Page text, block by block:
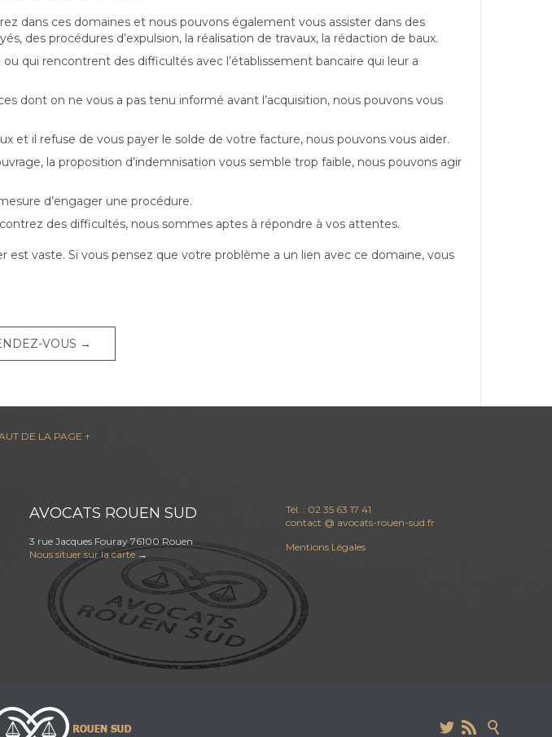
dans ces domaines et nous pouvons également vous assister dans des
des procédures d’expulsion, la réalisation de travaux, la rédaction de baux.
qui rencontrent des difficultés avec l’établissement bancaire qui leur a
dont on ne vous a pas tenu informé avant l’acquisition, nous pouvons vous
et il refuse de vous payer le solde de votre facture, nous pouvons vous aider.
la proposition d’indemnisation vous semble trop faible, nous pouvons agir
d’engager une procédure.
des difficultés, nous sommes aptes à répondre à vos attentes.
vaste. Si vous pensez que votre problème a un lien avec ce domaine, vous
VOUS →
DE LA PAGE ↑
AVOCATS ROUEN SUD
3 rue Jacques Fouray 76100 Rouen
Nous situer sur la carte →
Tél. : 02 35 63 17 41
contact @ avocats-rouen-sud.fr
Mentions Légales
  